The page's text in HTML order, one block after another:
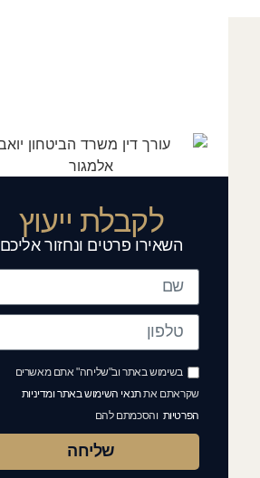
לקבלת ייעוץ
השאירו פרטים ונחזור אליכם
בשימוש באתר וב"שליחה" אתם מאשרים
שקראתם אתתנאי השימוש באתר ומדיניות
הפרטיות והסכמתם להם
שליחה